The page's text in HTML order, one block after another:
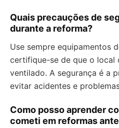
Quais precauções de
durante a reforma?
Use sempre equipamentos
certifique-se de que o local
ventilado. A segurança é a
evitar acidentes e
Como posso aprender
cometi em reformas